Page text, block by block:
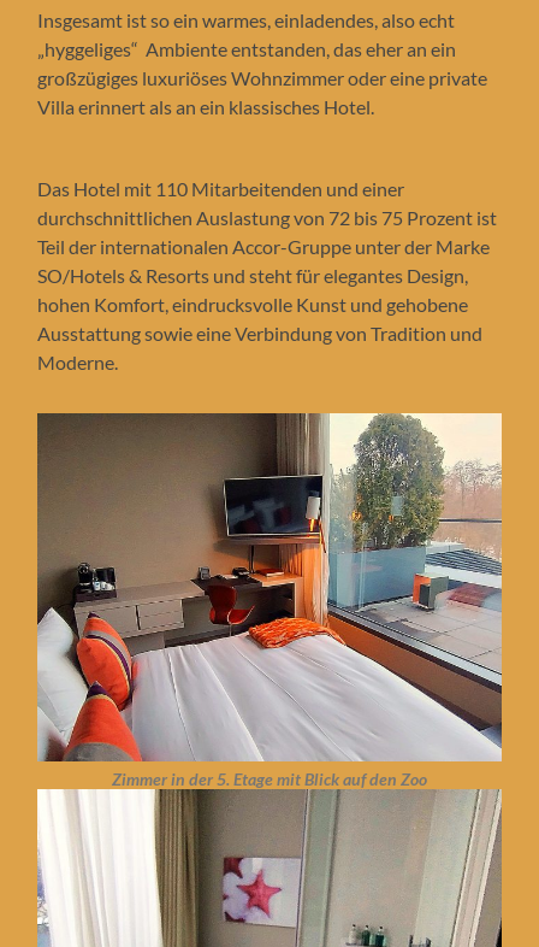
Insgesamt ist so ein warmes, einladendes, also echt
„hyggeliges“ Ambiente entstanden, das eher an ein
großzügiges luxuriöses Wohnzimmer oder eine private
Villa erinnert als an ein klassisches Hotel.
Das Hotel mit 110 Mitarbeitenden und einer
durchschnittlichen Auslastung von 72 bis 75 Prozent ist
Teil der internationalen Accor-Gruppe unter der Marke
SO/Hotels & Resorts und steht für elegantes Design,
hohen Komfort, eindrucksvolle Kunst und gehobene
Ausstattung sowie eine Verbindung von Tradition und
Moderne.
Zimmer in der 5. Etage mit Blick auf den Zoo